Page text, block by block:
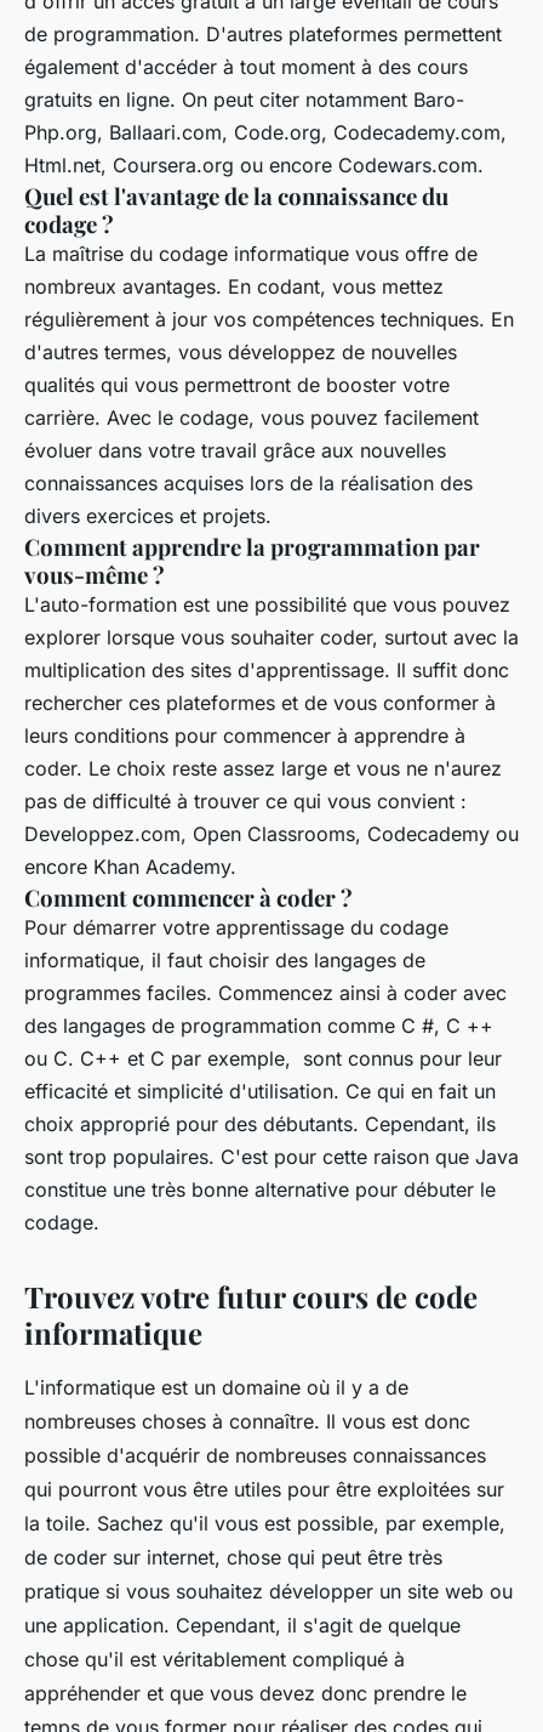
de programmation. D'autres plateformes permettent
également d'accéder à tout moment à des cours
gratuits en ligne. On peut citer notamment Baro-
Php.org, Ballaari.com, Code.org, Codecademy.com,
Html.net, Coursera.org ou encore Codewars.com.
Quel est l'avantage de la connaissance du
codage ?
La maîtrise du codage informatique vous offre de
nombreux avantages. En codant, vous mettez
régulièrement à jour vos compétences techniques. En
d'autres termes, vous développez de nouvelles
qualités qui vous permettront de booster votre
carrière. Avec le codage, vous pouvez facilement
évoluer dans votre travail grâce aux nouvelles
connaissances acquises lors de la réalisation des
divers exercices et projets.
Comment apprendre la programmation par
vous-même ?
L'auto-formation est une possibilité que vous pouvez
explorer lorsque vous souhaiter coder, surtout avec la
multiplication des sites d'apprentissage. Il suffit donc
rechercher ces plateformes et de vous conformer à
leurs conditions pour commencer à apprendre à
coder. Le choix reste assez large et vous ne n'aurez
pas de difficulté à trouver ce qui vous convient :
Developpez.com, Open Classrooms, Codecademy ou
encore Khan Academy.
Comment commencer à coder ?
Pour démarrer votre apprentissage du codage
informatique, il faut choisir des langages de
programmes faciles. Commencez ainsi à coder avec
des langages de programmation comme C #, C ++
ou C. C++ et C par exemple, sont connus pour leur
efficacité et simplicité d'utilisation. Ce qui en fait un
choix approprié pour des débutants. Cependant, ils
sont trop populaires. C'est pour cette raison que Java
constitue une très bonne alternative pour débuter le
codage.
Trouvez votre futur cours de code
informatique
L'informatique est un domaine où il y a de
nombreuses choses à connaître. Il vous est donc
possible d'acquérir de nombreuses connaissances
qui pourront vous être utiles pour être exploitées sur
la toile. Sachez qu'il vous est possible, par exemple,
de coder sur internet, chose qui peut être très
pratique si vous souhaitez développer un site web ou
une application. Cependant, il s'agit de quelque
chose qu'il est véritablement compliqué à
appréhender et que vous devez donc prendre le